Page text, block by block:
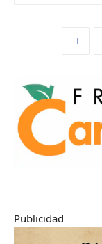
Publicidad